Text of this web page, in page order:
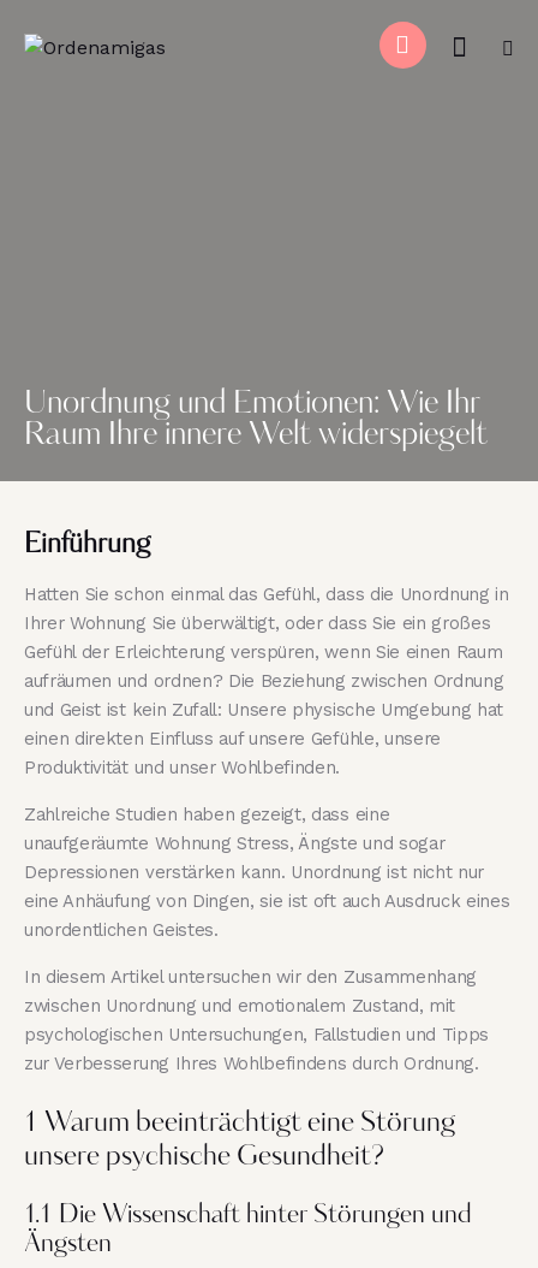
Unordnung und Emotionen: Wie Ihr
Raum Ihre innere Welt widerspiegelt
Einführung
Hatten Sie schon einmal das Gefühl, dass die Unordnung in
Ihrer Wohnung Sie überwältigt, oder dass Sie ein großes
Gefühl der Erleichterung verspüren, wenn Sie einen Raum
aufräumen und ordnen? Die Beziehung zwischen Ordnung
und Geist ist kein Zufall: Unsere physische Umgebung hat
einen direkten Einfluss auf unsere Gefühle, unsere
Produktivität und unser Wohlbefinden.
Zahlreiche Studien haben gezeigt, dass eine
unaufgeräumte Wohnung Stress, Ängste und sogar
Depressionen verstärken kann. Unordnung ist nicht nur
eine Anhäufung von Dingen, sie ist oft auch Ausdruck eines
unordentlichen Geistes.
In diesem Artikel untersuchen wir den Zusammenhang
zwischen Unordnung und emotionalem Zustand, mit
psychologischen Untersuchungen, Fallstudien und Tipps
zur Verbesserung Ihres Wohlbefindens durch Ordnung.
1 Warum beeinträchtigt eine Störung
unsere psychische Gesundheit?
1.1 Die Wissenschaft hinter Störungen und
Ängsten